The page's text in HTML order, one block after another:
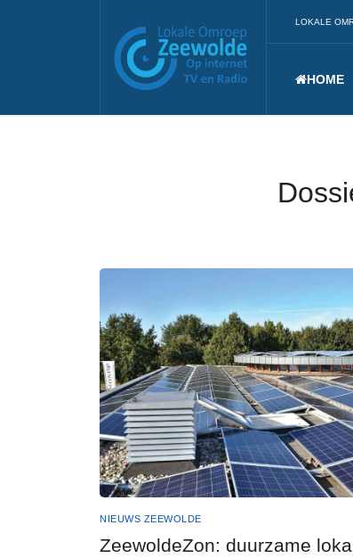
LOKALE
HOME
NIEUWS ZEEWOLDE
ZeewoldeZon: duurzame